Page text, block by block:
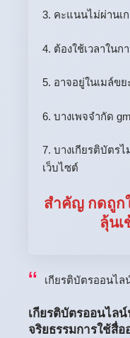
3. คะแนนไม่ผ่าน
4. ต้องใช้เวลาใน
5. อาจอยู่ในเมล์ขย
6. บางเพจจำกัด
7. บางเกียรติบัตร
เว็บไซต์
สำคัญ กดถูก
ลุ้นเ
เกียรติบัตรออนไล
เกียรติบัตรออนไล
จริยธรรมการใช้สื่อ